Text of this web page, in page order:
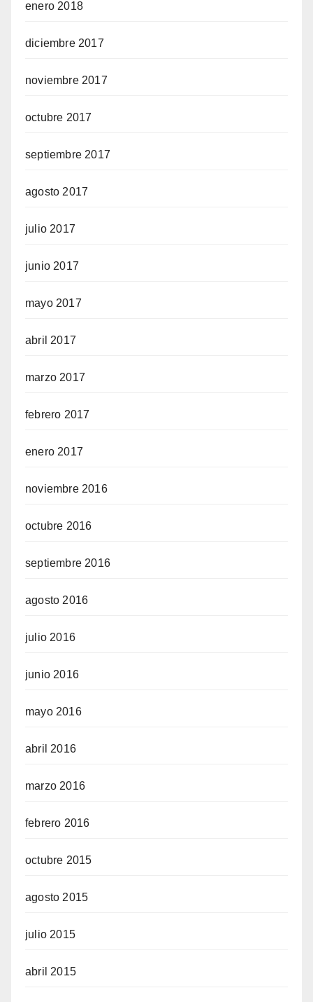
enero 2018
diciembre 2017
noviembre 2017
octubre 2017
septiembre 2017
agosto 2017
julio 2017
junio 2017
mayo 2017
abril 2017
marzo 2017
febrero 2017
enero 2017
noviembre 2016
octubre 2016
septiembre 2016
agosto 2016
julio 2016
junio 2016
mayo 2016
abril 2016
marzo 2016
febrero 2016
octubre 2015
agosto 2015
julio 2015
abril 2015